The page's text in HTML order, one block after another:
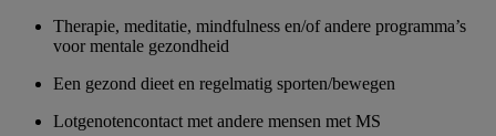
Therapie, meditatie, mindfulness en/of andere programma’s
voor mentale gezondheid
Een gezond dieet en regelmatig sporten/bewegen
Lotgenotencontact met andere mensen met MS